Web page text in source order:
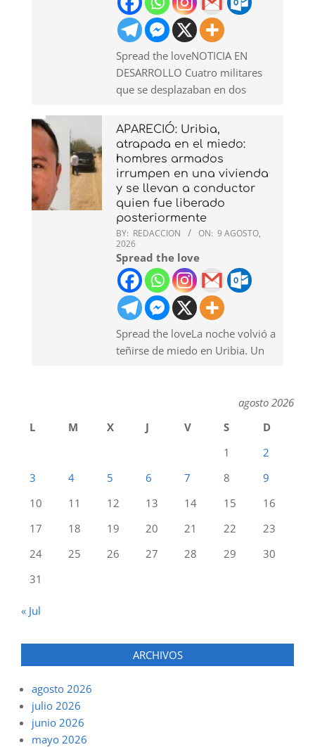
Spread the loveNOTICIA EN
DESARROLLO Cuatro militares
que se desplazaban en dos
APARECIÓ: Uribia,
atrapada en el miedo:
hombres armados
irrumpen en una vivienda
y se llevan a conductor
quien fue liberado
posteriormente
BY: REDACCION ON: 9 AGOSTO,
2026
Spread the love
Spread the loveLa noche volvió a
teñirse de miedo en Uribia. Un
agosto 2026
L
M X J V S
D
1
2
3
4 5 6 7 8
9
10
11 12 13 14 15
16
17
18 19 20 21 22
23
24
25 26 27 28 29
30
31
« Jul
ARCHIVOS
agosto 2026
julio 2026
junio 2026
mayo 2026